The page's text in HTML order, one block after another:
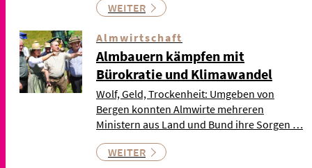
WEITER
Almwirtschaft
Almbauern kämpfen mit
Bürokratie und Klimawandel
Wolf, Geld, Trockenheit: Umgeben von
Bergen konnten Almwirte mehreren
Ministern aus Land und Bund ihre Sorgen …
WEITER